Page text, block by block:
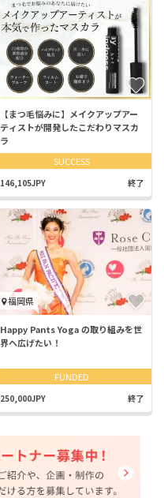
【まつ毛悩みに】メイクアップアー
ティストが開発したこだわりマスカ
ラ
SUCCESS
146,105JPY 終了
福岡県
Happy Pants Yoga の取り組みを世
界へ広げたい！
FUNDED
250,000JPY 終了